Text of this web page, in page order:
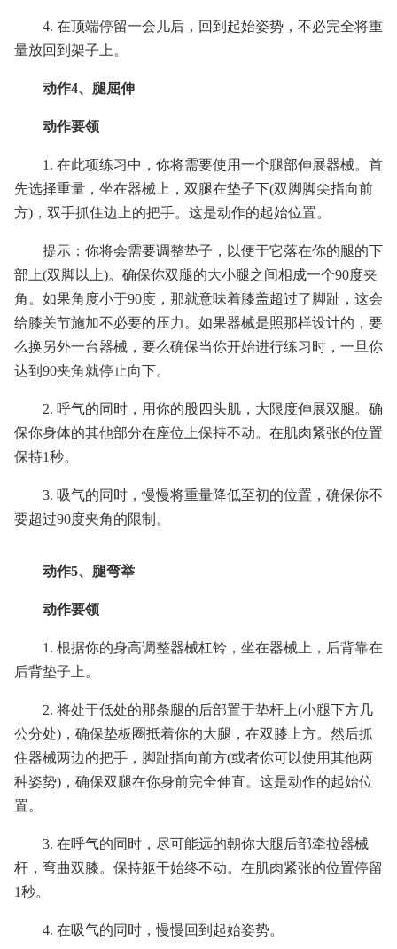
4. 在顶端停留一会儿后，回到起始姿势，不必完全将重
量放回到架子上。
动作4、腿屈伸
动作要领
1. 在此项练习中，你将需要使用一个腿部伸展器械。首
先选择重量，坐在器械上，双腿在垫子下(双脚脚尖指向前
方)，双手抓住边上的把手。这是动作的起始位置。
提示：你将会需要调整垫子，以便于它落在你的腿的下
部上(双脚以上)。确保你双腿的大小腿之间相成一个90度夹
角。如果角度小于90度，那就意味着膝盖超过了脚趾，这会
给膝关节施加不必要的压力。如果器械是照那样设计的，要
么换另外一台器械，要么确保当你开始进行练习时，一旦你
达到90夹角就停止向下。
2. 呼气的同时，用你的股四头肌，大限度伸展双腿。确
保你身体的其他部分在座位上保持不动。在肌肉紧张的位置
保持1秒。
3. 吸气的同时，慢慢将重量降低至初的位置，确保你不
要超过90度夹角的限制。
动作5、腿弯举
动作要领
1. 根据你的身高调整器械杠铃，坐在器械上，后背靠在
后背垫子上。
2. 将处于低处的那条腿的后部置于垫杆上(小腿下方几
公分处)，确保垫板圈抵着你的大腿，在双膝上方。然后抓
住器械两边的把手，脚趾指向前方(或者你可以使用其他两
种姿势)，确保双腿在你身前完全伸直。这是动作的起始位
置。
3. 在呼气的同时，尽可能远的朝你大腿后部牵拉器械
杆，弯曲双膝。保持躯干始终不动。在肌肉紧张的位置停留
1秒。
4. 在吸气的同时，慢慢回到起始姿势。